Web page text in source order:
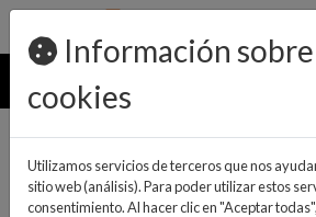
924 047 836
MENU
Información sobre
cookies
Utilizamos servicios de terceros que nos
sitio web (análisis). Para poder utilizar estos
consentimiento. Al hacer clic en "Aceptar